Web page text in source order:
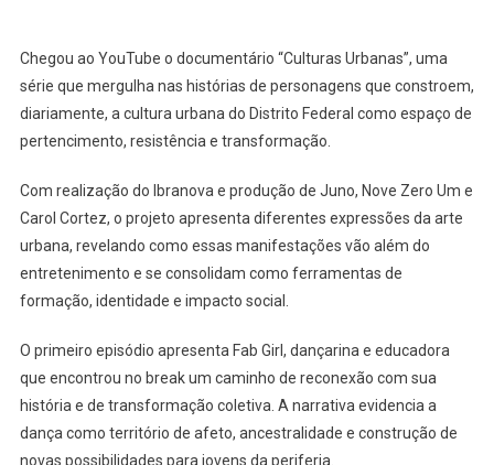
BASTIDORES
DA
CULTURA
DF
Chegou ao YouTube o documentário “Culturas Urbanas”, uma
série que mergulha nas histórias de personagens que constroem,
diariamente, a cultura urbana do Distrito Federal como espaço de
pertencimento, resistência e transformação.
Com realização do Ibranova e produção de Juno, Nove Zero Um e
Carol Cortez, o projeto apresenta diferentes expressões da arte
urbana, revelando como essas manifestações vão além do
entretenimento e se consolidam como ferramentas de
formação, identidade e impacto social.
O primeiro episódio apresenta Fab Girl, dançarina e educadora
que encontrou no breakum caminho de reconexão com sua
história e de transformação coletiva. A narrativa evidencia a
dança como território de afeto, ancestralidade e construção de
novas possibilidades para jovens da periferia.